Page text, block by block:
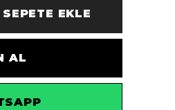
SEPETE EKLE
AL